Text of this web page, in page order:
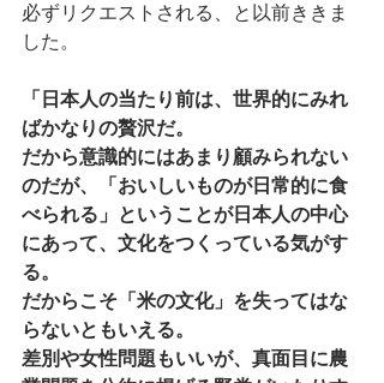
必ずリクエストされる、と以前ききま
した。
「日本人の当たり前は、世界的にみれ
ばかなりの贅沢だ。
だから意識的にはあまり顧みられない
のだが、「おいしいものが日常的に食
べられる」ということが日本人の中心
にあって、文化をつくっている気がす
る。
だからこそ「米の文化」を失ってはな
らないともいえる。
差別や女性問題もいいが、真面目に農